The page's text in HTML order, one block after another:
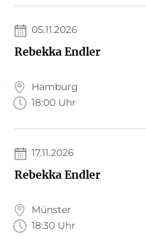
05.11.2026
Rebekka Endler
Hamburg
18:00 Uhr
17.11.2026
Rebekka Endler
Münster
18:30 Uhr
JENS BISKY
Die Entscheidung
18,00
Merken